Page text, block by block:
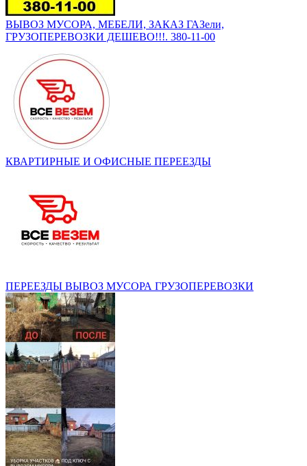
ВЫВОЗ МУСОРА, МЕБЕЛИ, ЗАКАЗ ГАЗели,
ГРУЗОПЕРЕВОЗКИ ДЕШЕВО!!!. 380-11-00
КВАРТИРНЫЕ И ОФИСНЫЕ ПЕРЕЕЗДЫ
ПЕРЕЕЗДЫ ВЫВОЗ МУСОРА ГРУЗОПЕРЕВОЗКИ